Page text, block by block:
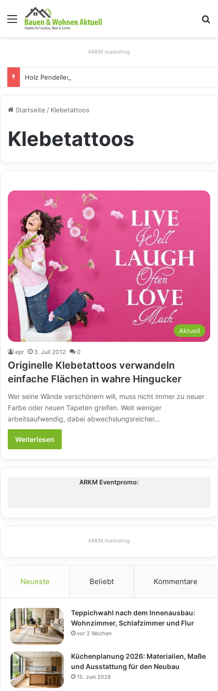
Menü
ARKM.marketing
Startseite / Klebetattoos
Klebetattoos
Aktuell
epr 3. Juli 2012 0
Originelle Klebetattoos verwandeln
einfache Flächen in wahre Hingucker
Wer seine Wände verschönern will, muss nicht immer zu neuer
Farbe oder neuen Tapeten greifen. Weit weniger
arbeitsaufwendig, dabei abwechslungsreicher…
Weiterlesen
ARKM Eventpromo:
ARKM.marketing
Neueste Beliebt Kommentare
Teppichwahl nach dem Innenausbau:
Wohnzimmer, Schlafzimmer und Flur
vor 2 Wochen
Küchenplanung 2026: Materialien, Maße
und Ausstattung für den Neubau
15. Juni 2026